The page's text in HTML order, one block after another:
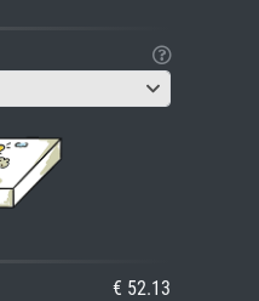
€ 52.13